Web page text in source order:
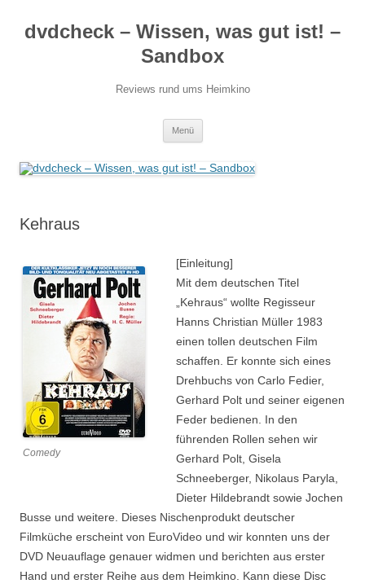
springen
dvdcheck – Wissen, was gut ist! –
Sandbox
Reviews rund ums Heimkino
Menü
Kehraus
Comedy
[Einleitung]
Mit dem deutschen Titel
„Kehraus“ wollte Regisseur
Hanns Christian Müller 1983
einen tollen deutschen Film
schaffen. Er konnte sich eines
Drehbuchs von Carlo Fedier,
Gerhard Polt und seiner eigenen
Feder bedienen. In den
führenden Rollen sehen wir
Gerhard Polt, Gisela
Schneeberger, Nikolaus Paryla,
Dieter Hildebrandt sowie Jochen
Busse und weitere. Dieses Nischenprodukt deutscher
Filmküche erscheint von EuroVideo und wir konnten uns der
DVD Neuauflage genauer widmen und berichten aus erster
Hand und erster Reihe aus dem Heimkino. Kann diese Disc